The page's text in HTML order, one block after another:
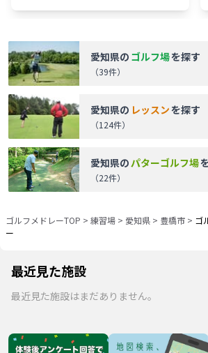
愛知県の ゴルフ場を探す
（39件）
愛知県の レッスンを探す
（124件）
愛知県のパターゴルフ場
（22件）
ゴルフメドレーTOP > 練習場 > 愛知県 > 豊橋市 > ゴ
ー
最近見た施設
最近見た施設はまだありません。